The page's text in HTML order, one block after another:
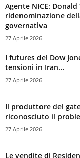
Agente NICE:
ridenominazione
governativa
27 Aprile 2026
I futures del Dow
tensioni in Iran...
27 Aprile 2026
Il produttore del
riconosciuto il
27 Aprile 2026
Le vendite di